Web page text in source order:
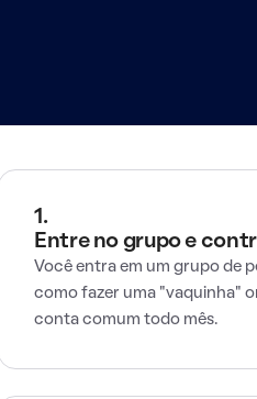
1.
Entre no grupo e
Você entra em um grupo de
como fazer uma "vaquinha"
conta comum todo mês.